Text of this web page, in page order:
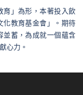
育」為形，本著投入飲
化教育基金會」。期待
並蓄，為成就一個蘊含
心力。